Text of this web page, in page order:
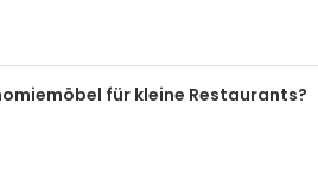
für kleine Restaurants?